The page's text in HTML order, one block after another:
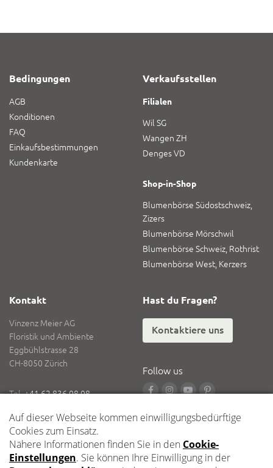
Bedingungen
AGB
Konditionen
FAQ
Einkaufsbestimmungen
Kundenkarte
Verkaufsstellen
Filialen
Wil SG
Wangen ZH
Denges VD
Shop-in-Shop
Blumenbörse Südostschweiz,
Zizers
Blumenbörse Mörschwil
Blumenbörse Schweiz, Rothrist
Blumenbörse West, Kerzers
Kontakt
Vinzenz Meier AG
Floristik und Ambiente
Eggbühlstrasse 28
CH-8050 Zürich
Tel.+41 62 836 08 08
E-Mailinfo@vinzenzmeier.ch
Logistik
Hast du Fragen?
Kontaktiere uns
Follow us